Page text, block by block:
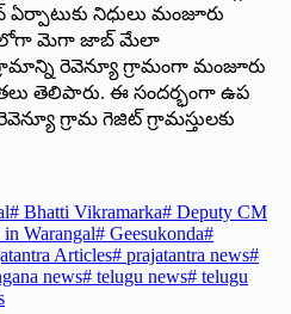
నిధులు మంజూరు
మెగా జాబ్ మేలా
రెవెన్యూ గ్రామంగా మంజూరు
తెలిపారు. ఈ సందర్భంగా ఉప
గ్రామ గెజిట్‌ గ్రామస్తులకు
# Bhatti Vikramarka# Deputy CM
Warangal# Geesukonda#
Articles# prajatantra news#
news# telugu news# telugu